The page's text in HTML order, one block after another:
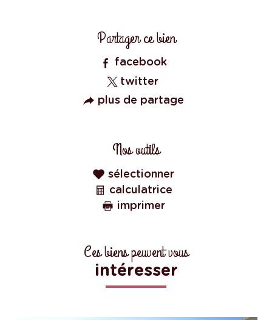
Partager ce bien
facebook
twitter
plus de partage
Nos outils
sélectionner
calculatrice
imprimer
Ces biens peuvent vous
intéresser